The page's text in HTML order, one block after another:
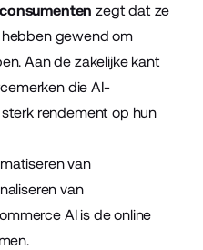
zegt dat ze
gewend om
Aan de zakelijke kant
die AI-
rendement op hun
van
van
AI is de online